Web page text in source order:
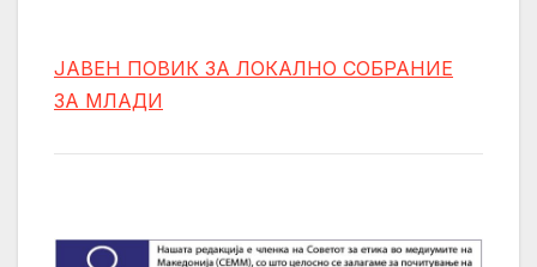
ЈАВЕН ПОВИК ЗА ЛОКАЛНО СОБРАНИЕ
ЗА МЛАДИ